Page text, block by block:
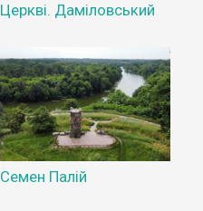
Церкві. Даміловський
Семен Палій